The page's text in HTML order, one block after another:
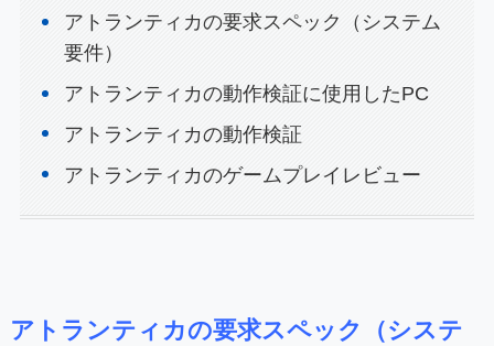
アトランティカの要求スペック（システム
要件）
アトランティカの動作検証に使用したPC
アトランティカの動作検証
アトランティカのゲームプレイレビュー
アトランティカの要求スペック（システ